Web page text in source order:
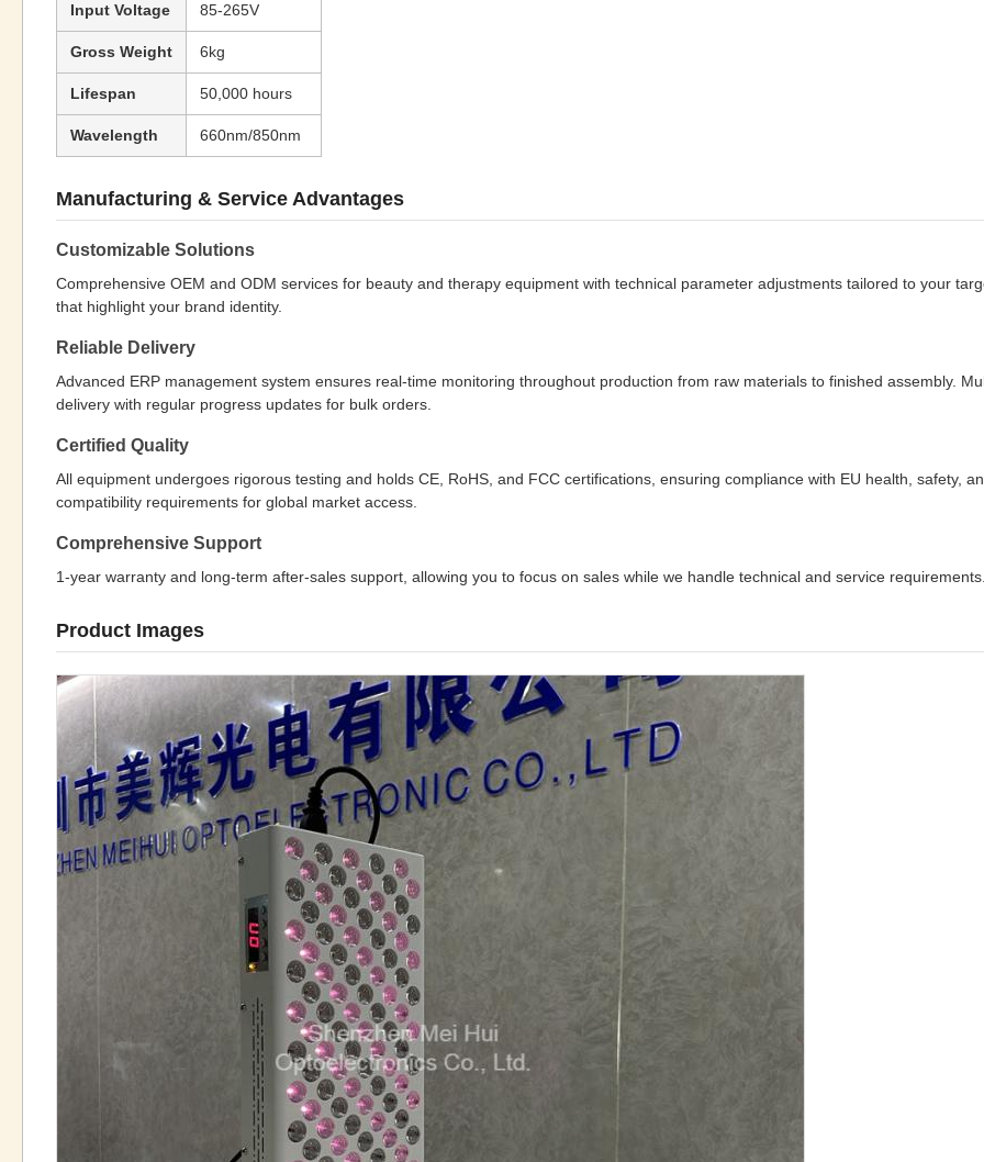
Input Voltage 85-265V
Gross Weight 6kg
Lifespan 50,000 hours
Wavelength 660nm/850nm
Manufacturing & Service Advantages
Customizable Solutions
Comprehensive OEM and ODM services for beauty and therapy equipment with technical parameter adjustments tailored to your
that highlight your brand identity.
Reliable Delivery
Advanced ERP management system ensures real-time monitoring throughout production from raw materials to finished assembly.
delivery with regular progress updates for bulk orders.
Certified Quality
All equipment undergoes rigorous testing and holds CE, RoHS, and FCC certifications, ensuring compliance with EU health, safety,
compatibility requirements for global market access.
Comprehensive Support
1-year warranty and long-term after-sales support, allowing you to focus on sales while we handle technical and service
Product Images